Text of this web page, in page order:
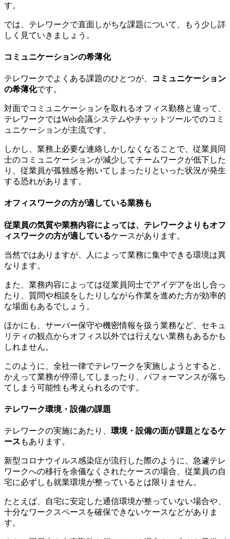
す。
では、テレワークで直面しがちな課題について、もう少し詳
しく見ていきましょう。
コミュニケーションの希薄化
テレワークでよくある課題のひとつが、
コミュニケーション
の希薄化です。
対面でコミュニケーションを取れるオフィス勤務と違って、
テレワークではWeb会議システムやチャットツールでのコミ
ュニケーションが主流です。
しかし、業務上必要な連絡しかしなくなることで、従業員同
士のコミュニケーションが減少してチームワークが低下した
り、従業員が孤独感を抱いてしまったりといった状況が発生
する恐れがあります。
オフィスワークの方が適している業務も
従業員の気質や業務内容によっては、テレワークよりもオフ
ィスワークの方が適しているケースがあります。
当然ではありますが、人によって業務に集中できる環境は異
なります。
また、業務内容によっては従業員同士でアイデアを出し合っ
たり、質問や相談をしたりしながら作業を進めた方が効率的
な場面もあるでしょう。
ほかにも、サーバー保守や機密情報を扱う業務など、セキュ
リティの観点からオフィス以外では行えない業務もあるかも
しれません。
このように、全社一律でテレワークを実施しようとすると、
かえって業務が停滞してしまったり、パフォーマンスが落ち
てしまう可能性も考えられるのです。
テレワーク環境・設備の課題
テレワークの実施にあたり、 環境・設備の面が課題となるケ
ース もあります。
新型コロナウイルス感染症が流行した際のように、急遽テレ
ワークへの移行を余儀なくされたケースの場合、従業員の自
宅に必ずしも就業環境が整っているとは限りません。
たとえば、自宅に安定した通信環境が整っていない場合や、
十分なワークスペースを確保できないケースなどがありま
す。